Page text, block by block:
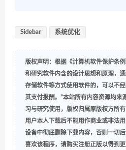
Sidebar 系统优化
版权声明：根据《计算机软件保护条
和研究软件内含的设计思想和原理，
存储软件等方式使用软件的，可以不
其支付报酬。”本站所有内容资源均来
习与研究使用，版权归属原版权方所
用户本人下载后不能用作商业或非法
设备中彻底删除下载内容，否则一切
喜欢该程序，请购买注册正版以得到更